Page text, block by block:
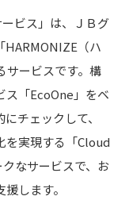
ビス」は、ＪＢグ
HARMONIZE（ハ
サービスです。構
ス「EcoOne」をベ
チェックして、
を実現する「Cloud
なサービスで、お
します。